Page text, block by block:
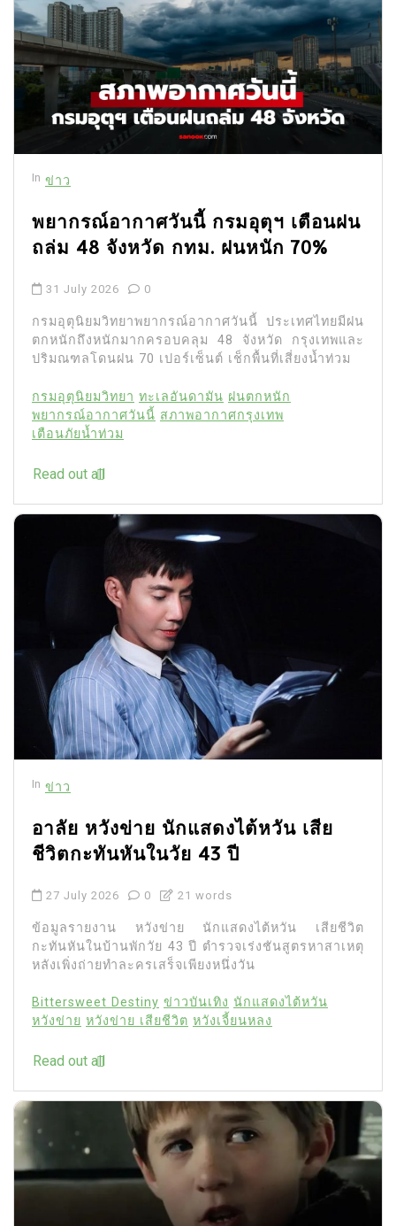
In ข่าว
พยากรณ์อากาศวันนี้ กรมอุตุฯ เตือนฝน
ถล่ม 48 จังหวัด กทม. ฝนหนัก 70%
31 July 2026 0
กรมอุตุนิยมวิทยาพยากรณ์อากาศวันนี้ ประเทศไทยมีฝน
ตกหนักถึงหนักมากครอบคลุม 48 จังหวัด กรุงเทพและ
ปริมณฑลโดนฝน 70 เปอร์เซ็นต์ เช็กพื้นที่เสี่ยงน้ำท่วม
กรมอุตุนิยมวิทยา ทะเลอันดามัน ฝนตกหนัก
พยากรณ์อากาศวันนี้ สภาพอากาศกรุงเทพ
เตือนภัยน้ำท่วม
Read out all
In ข่าว
อาลัย หวังข่าย นักแสดงไต้หวัน เสีย
ชีวิตกะทันหันในวัย 43 ปี
27 July 2026 0 21 words
ข้อมูลรายงาน หวังข่าย นักแสดงไต้หวัน เสียชีวิต
กะทันหันในบ้านพักวัย 43 ปี ตำรวจเร่งชันสูตรหาสาเหตุ
หลังเพิ่งถ่ายทำละครเสร็จเพียงหนึ่งวัน
Bittersweet Destiny ข่าวบันเทิง นักแสดงไต้หวัน
หวังข่าย หวังข่าย เสียชีวิต หวังเจี้ยนหลง
Read out all